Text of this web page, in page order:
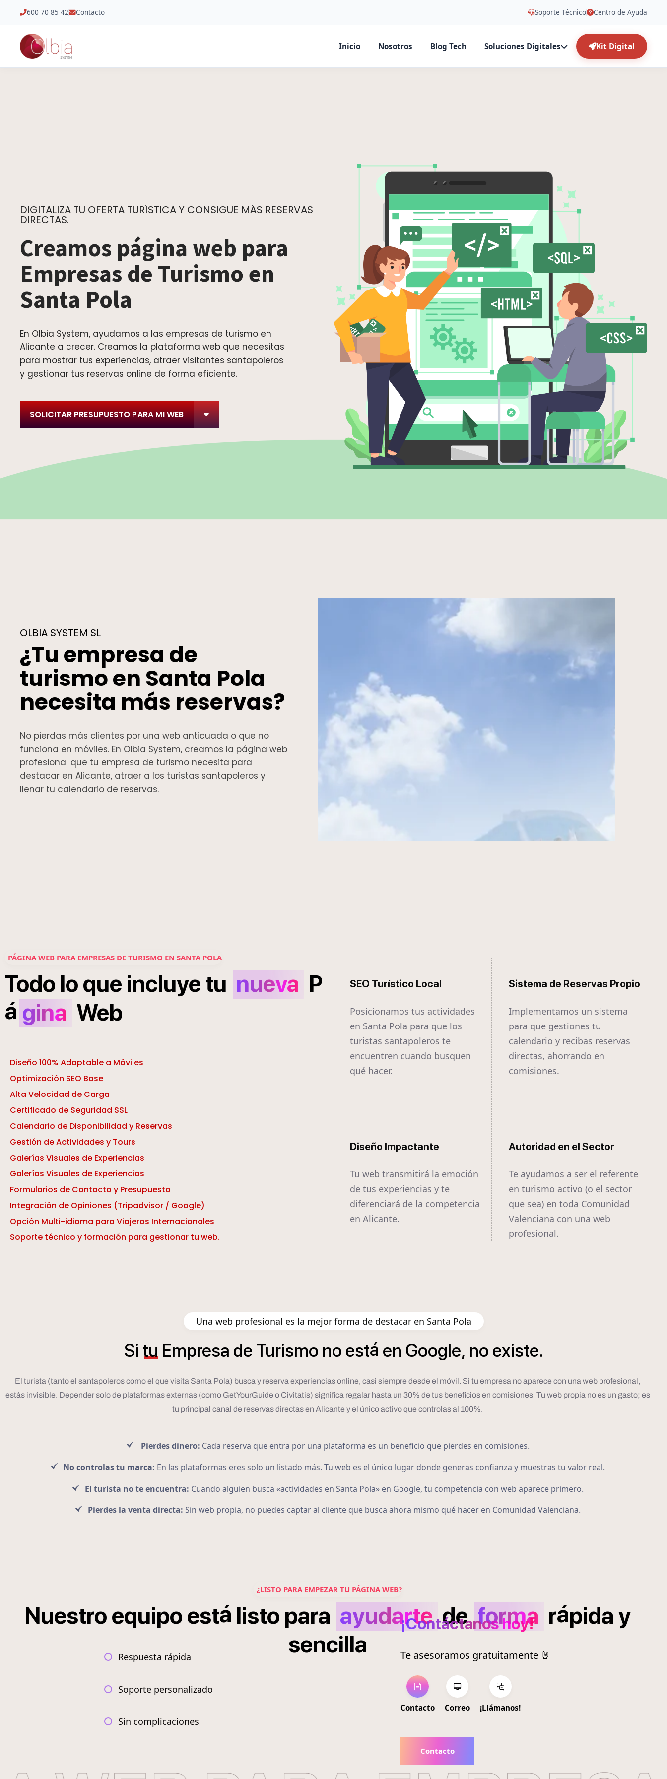
600 70 85 42 Contacto Soporte Técnico Centro de Ayuda
Inicio Nosotros Blog Tech Soluciones Digitales Kit Digital
DIGITALIZA TU OFERTA TURÍSTICA Y CONSIGUE MÁS RESERVAS
DIRECTAS.
Creamos página web para
Empresas de Turismo en
Santa Pola
En Olbia System, ayudamos a las empresas de turismo en
Alicante a crecer. Creamos la plataforma web que necesitas
para mostrar tus experiencias, atraer visitantes santapoleros
y gestionar tus reservas online de forma eficiente.
SOLICITAR PRESUPUESTO PARA MI WEB
OLBIA SYSTEM SL
¿Tu empresa de
turismo en Santa Pola
necesita más reservas?
No pierdas más clientes por una web anticuada o que no
funciona en móviles. En Olbia System, creamos la página web
profesional que tu empresa de turismo necesita para
destacar en Alicante, atraer a los turistas santapoleros y
llenar tu calendario de reservas.
PÁGINA WEB PARA EMPRESAS DE TURISMO EN SANTA POLA
Todo lo que incluye tu nueva P
á gina Web
Diseño 100% Adaptable a Móviles
Optimización SEO Base
Alta Velocidad de Carga
Certificado de Seguridad SSL
Calendario de Disponibilidad y Reservas
Gestión de Actividades y Tours
Galerías Visuales de Experiencias
Galerías Visuales de Experiencias
Formularios de Contacto y Presupuesto
Integración de Opiniones (Tripadvisor / Google)
Opción Multi-idioma para Viajeros Internacionales
Soporte técnico y formación para gestionar tu web.
SEO Turístico Local
Posicionamos tus actividades
en Santa Pola para que los
turistas santapoleros te
encuentren cuando busquen
qué hacer.
Sistema de Reservas Propio
Implementamos un sistema
para que gestiones tu
calendario y recibas reservas
directas, ahorrando en
comisiones.
Diseño Impactante
Tu web transmitirá la emoción
de tus experiencias y te
diferenciará de la competencia
en Alicante.
Autoridad en el Sector
Te ayudamos a ser el referente
en turismo activo (o el sector
que sea) en toda Comunidad
Valenciana con una web
profesional.
Una web profesional es la mejor forma de destacar en Santa Pola
Si tu Empresa de Turismo no está en Google, no existe.
El turista (tanto el santapoleros como el que visita Santa Pola) busca y reserva experiencias online, casi siempre desde el móvil. Si tu empresa no aparece con una web profesional,
estás invisible. Depender solo de plataformas externas (como GetYourGuide o Civitatis) significa regalar hasta un 30% de tus beneficios en comisiones. Tu web propia no es un gasto; es
tu principal canal de reservas directas en Alicante y el único activo que controlas al 100%.
Pierdes dinero: Cada reserva que entra por una plataforma es un beneficio que pierdes en comisiones.
No controlas tu marca: En las plataformas eres solo un listado más. Tu web es el único lugar donde generas confianza y muestras tu valor real.
El turista no te encuentra: Cuando alguien busca «actividades en Santa Pola» en Google, tu competencia con web aparece primero.
Pierdes la venta directa: Sin web propia, no puedes captar al cliente que busca ahora mismo qué hacer en Comunidad Valenciana.
¿LISTO PARA EMPEZAR TU PÁGINA WEB?
Nuestro equipo está listo para ayudarte de forma rápida y
sencilla
Respuesta rápida
Soporte personalizado
Sin complicaciones
¡Contáctanos hoy!
Te asesoramos gratuitamente 🤘
Contacto Correo ¡Llámanos!
Contacto